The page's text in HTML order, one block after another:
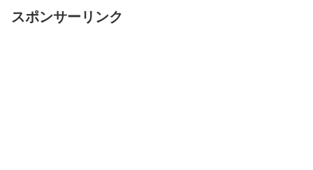
スポンサーリンク